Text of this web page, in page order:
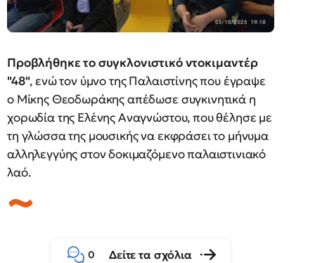
Προβλήθηκε το συγκλονιστικό ντοκιμαντέρ
"48", ενώ τον ύμνο της Παλαιστίνης που έγραψε
ο Μίκης Θεοδωράκης απέδωσε συγκινητικά η
χορωδία της Ελένης Αναγνώστου, που θέλησε με
τη γλώσσα της μουσικής να εκφράσει το μήνυμα
αλληλεγγύης στον δοκιμαζόμενο παλαιστινιακό
λαό.
0 Δείτε τα σχόλια